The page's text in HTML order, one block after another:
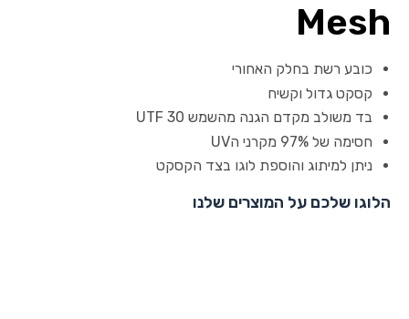
Mesh
כובע רשת בחלק האחורי
קסקט גדול וקשיח
בד משולב מקדם הגנה מהשמש UTF 30
חסימה של 97% מקרני הUV
ניתן למיתוג והוספת לוגו בצד הקסקט
הלוגו שלכם על המוצרים שלנו